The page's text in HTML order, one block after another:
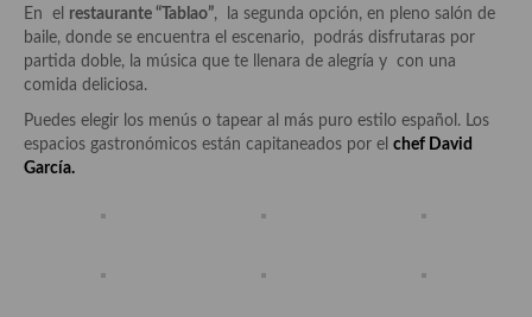
Legumbres y cereales
Cuscús
Masas elaboradas con harina, pizzas, quiches y demás
En el restaurante “Tablao”, la segunda opción, en pleno salón de
baile, donde se encuentra el escenario, podrás disfrutaras por
partida doble, la música que te llenara de alegría y con una
comida deliciosa.
Puedes elegir los menús o tapear al más puro estilo español. Los
espacios gastronómicos están capitaneados por el chef David
García.